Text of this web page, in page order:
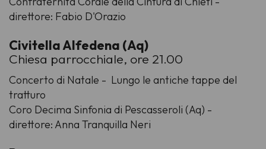
direttore: Fabio D'Orazio
Civitella Alfedena (Aq)
Chiesa parrocchiale, ore 21.00
Concerto di Natale - Lungo le antiche tappe del
tratturo
Coro Decima Sinfonia di Pescasseroli (Aq) -
direttore: Anna Tranquilla Neri